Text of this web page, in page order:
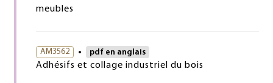
meubles
AM3562 pdf en anglais
Adhésifs et collage industriel du bois